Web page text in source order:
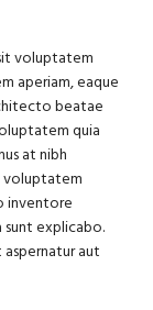
voluptatem
aperiam, eaque
beatae
quia
at nibh
voluptatem
inventore
explicabo.
aut